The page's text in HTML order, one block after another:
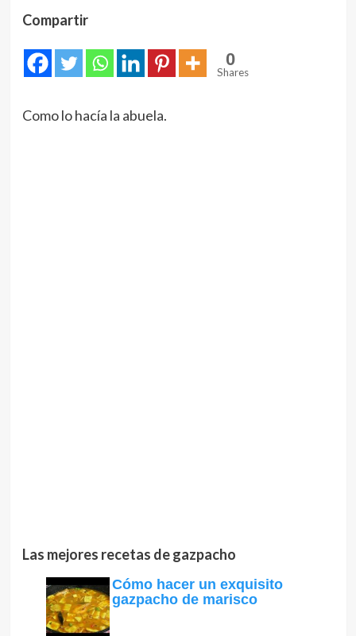
Compartir
0
Shares
Como lo hacía la abuela.
Las mejores recetas de gazpacho
Cómo hacer un exquisito
gazpacho de marisco